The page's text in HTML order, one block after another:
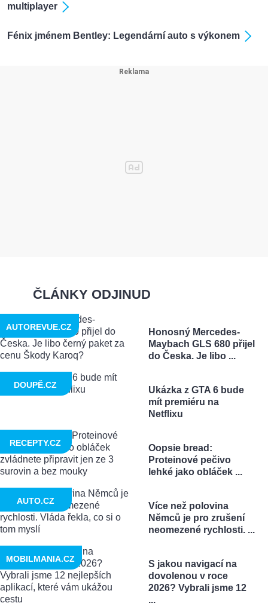
multiplayer
Fénix jménem Bentley: Legendární auto s výkonem
ČLÁNKY ODJINUD
Honosný Mercedes-
Maybach GLS 680 přijel
do Česka. Je libo ...
AUTOREVUE.CZ
Ukázka z GTA 6 bude
mít premiéru na
Netflixu
DOUPĚ.CZ
Oopsie bread:
Proteinové pečivo
lehké jako obláček ...
RECEPTY.CZ
Více než polovina
Němců je pro zrušení
neomezené rychlosti. ...
AUTO.CZ
S jakou navigací na
dovolenou v roce
2026? Vybrali jsme 12
...
MOBILMANIA.CZ